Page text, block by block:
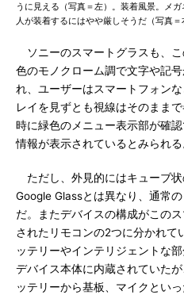
うに見える（写真＝左）。装着風景。メ
人が装着するにはやや厳しそうだ（写真＝
ソニーのスマートグラスも、
色のモノクローム調で文字や記
れ、ユーザーはスマートフォン
レイを見ずとも視線はそのまま
時に緑色のメニュー表示部が確
情報が表示されているとみられる
ただし、外見的にはキューブ
Google Glassとは異なり、通常
だ。またデバイスの構成がこの
されたリモコンの2つに分かれて
ッテリーやインテリジェントな
デバイス本体に内蔵されていた
ッテリーから基板、マイクとい